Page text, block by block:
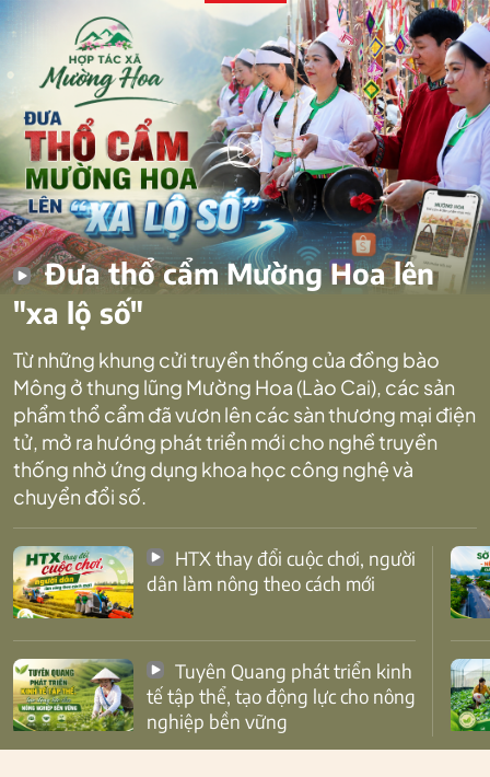
Đưa thổ cẩm Mường Hoa lên
"xa lộ số"
Từ những khung cửi truyền thống của đồng bào
Mông ở thung lũng Mường Hoa (Lào Cai), các sản
phẩm thổ cẩm đã vươn lên các sàn thương mại điện
tử, mở ra hướng phát triển mới cho nghề truyền
thống nhờ ứng dụng khoa học công nghệ và
chuyển đổi số.
dân làm nông theo cách mới
tế tập thể, tạo động lực cho nông
nghiệp bền vững